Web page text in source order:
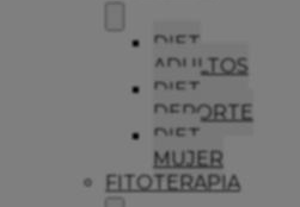
DIET
ADULTOS
DIET
DEPORTE
DIET
MUJER
FITOTERAPIA